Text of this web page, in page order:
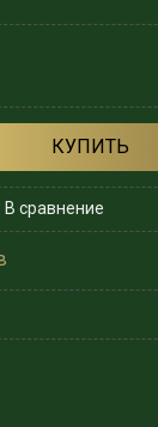
КУПИТЬ
В сравнение